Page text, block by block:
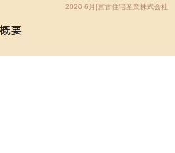
2020 6月|宮古住宅産業株式会社